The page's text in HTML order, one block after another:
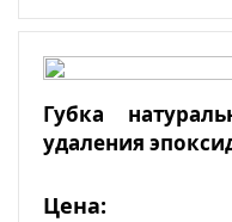
Губка
удаления
Цена: